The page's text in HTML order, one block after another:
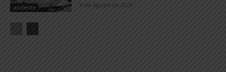
acidente 8 de agosto de 2026